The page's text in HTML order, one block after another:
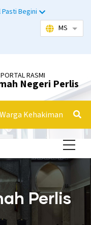
Pasti Begini
MS
PORTAL RASMI
Negeri Perlis
Warga Kehakiman
Perlis